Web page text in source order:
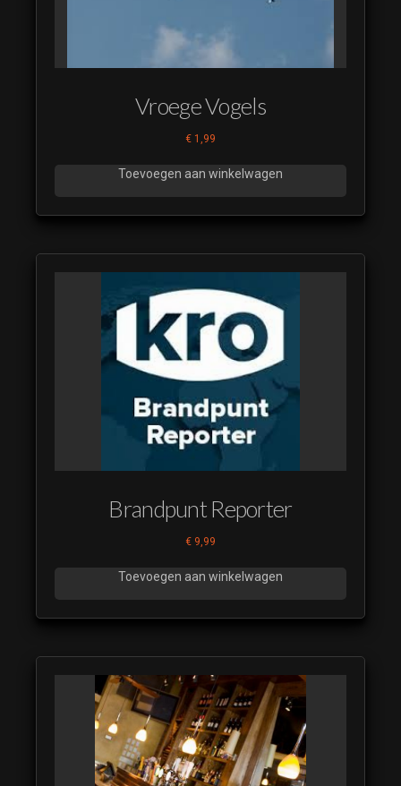
Vroege Vogels
€ 1,99
Toevoegen aan winkelwagen
Brandpunt Reporter
€ 9,99
Toevoegen aan winkelwagen